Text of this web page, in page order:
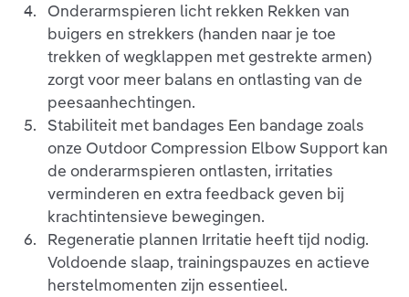
Onderarmspieren licht rekken Rekken van
buigers en strekkers (handen naar je toe
trekken of wegklappen met gestrekte armen)
zorgt voor meer balans en ontlasting van de
peesaanhechtingen.
Stabiliteit met bandages Een bandage zoals
onze Outdoor Compression Elbow Support kan
de onderarmspieren ontlasten, irritaties
verminderen en extra feedback geven bij
krachtintensieve bewegingen.
Regeneratie plannen Irritatie heeft tijd nodig.
Voldoende slaap, trainingspauzes en actieve
herstelmomenten zijn essentieel.